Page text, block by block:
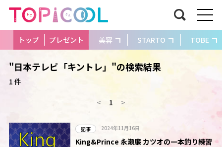
トップ プレゼント 美容 STARTO TOBE
"日本テレビ「キントレ」"の検索結果
1 件
< 1 >
記事 2024年11月16日
King&Prince 永瀬廉 カツオの一本釣り練習